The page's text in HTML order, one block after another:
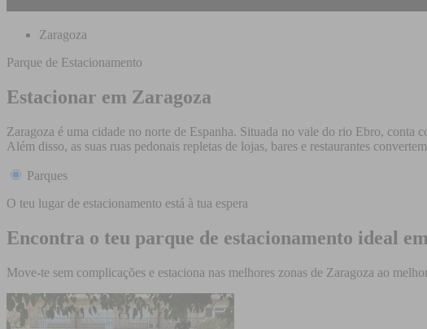
Zaragoza
Parque de Estacionamento
Estacionar em Zaragoza
Zaragoza é uma cidade no norte de Espanha. Situada no vale do rio Ebro, conta
Além disso, as suas ruas pedonais repletas de lojas, bares e restaurantes
Parques
O teu lugar de estacionamento está à tua espera
Encontra o teu parque de estacionamento ideal
Move-te sem complicações e estaciona nas melhores zonas de Zaragoza ao